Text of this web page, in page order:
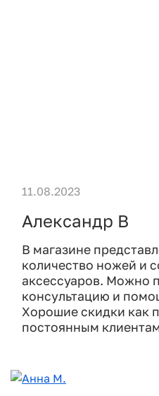
Александр В
В магазине
количество ножей и
аксессуаров. Можно
консультацию и
Хорошие скидки как
постоянным
11.08.2023